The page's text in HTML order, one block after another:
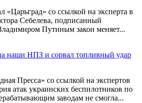
«Царьград» со ссылкой на эксперта в
Себелева, подписанный
Путиным закон меняет...
наши НПЗ и сорвал топливный удар
Пресса» со ссылкой на экспертов
атак украинских беспилотников по
заводам не смогла...